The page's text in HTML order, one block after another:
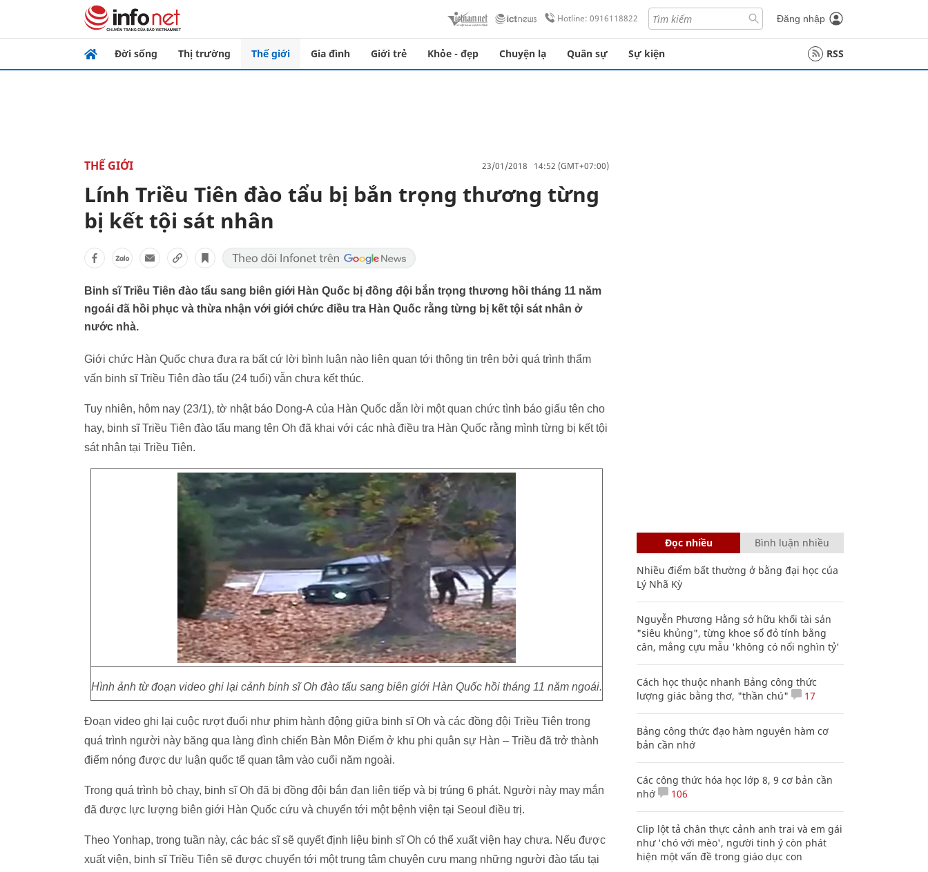
Hotline: 0916118822 Đăng nhập
Đời sống Thị trường Thế giới Gia đình Giới trẻ Khỏe - đẹp Chuyện lạ Quân sự Sự kiện RSS
THẾ GIỚI 23/01/2018 14:52 (GMT+07:00)
Lính Triều Tiên đào tẩu bị bắn trọng thương từng
bị kết tội sát nhân
Binh sĩ Triều Tiên đào tẩu sang biên giới Hàn Quốc bị đồng đội bắn trọng thương hồi tháng 11 năm
ngoái đã hồi phục và thừa nhận với giới chức điều tra Hàn Quốc rằng từng bị kết tội sát nhân ở
nước nhà.
Giới chức Hàn Quốc chưa đưa ra bất cứ lời bình luận nào liên quan tới thông tin trên bởi quá trình thẩm
vấn binh sĩ Triều Tiên đào tẩu (24 tuổi) vẫn chưa kết thúc.
Tuy nhiên, hôm nay (23/1), tờ nhật báo Dong-A của Hàn Quốc dẫn lời một quan chức tình báo giấu tên cho
hay, binh sĩ Triều Tiên đào tẩu mang tên Oh đã khai với các nhà điều tra Hàn Quốc rằng mình từng bị kết tội
sát nhân tại Triều Tiên.
Hình ảnh từ đoạn video ghi lại cảnh binh sĩ Oh đào tẩu sang biên giới Hàn Quốc hồi tháng 11 năm ngoái.
Đoạn video ghi lại cuộc rượt đuổi như phim hành động giữa binh sĩ Oh và các đồng đội Triều Tiên trong
quá trình người này băng qua làng đình chiến Bàn Môn Điếm ở khu phi quân sự Hàn – Triều đã trở thành
điểm nóng được dư luận quốc tế quan tâm vào cuối năm ngoài.
Trong quá trình bỏ chạy, binh sĩ Oh đã bị đồng đội bắn đạn liên tiếp và bị trúng 6 phát. Người này may mắn
đã được lực lượng biên giới Hàn Quốc cứu và chuyển tới một bệnh viện tại Seoul điều trị.
Theo Yonhap, trong tuần này, các bác sĩ sẽ quyết định liệu binh sĩ Oh có thể xuất viện hay chưa. Nếu được
xuất viện, binh sĩ Triều Tiên sẽ được chuyển tới một trung tâm chuyên cưu mang những người đào tẩu tại
Đọc nhiều Bình luận nhiều
Nhiều điểm bất thường ở bằng đại học của
Lý Nhã Kỳ
Nguyễn Phương Hằng sở hữu khối tài sản
"siêu khủng", từng khoe sổ đỏ tính bằng
cân, mắng cựu mẫu 'không có nổi nghìn tỷ'
Cách học thuộc nhanh Bảng công thức
lượng giác bằng thơ, "thần chú"
17
Bảng công thức đạo hàm nguyên hàm cơ
bản cần nhớ
Các công thức hóa học lớp 8, 9 cơ bản cần
nhớ
106
Clip lột tả chân thực cảnh anh trai và em gái
như 'chó với mèo', người tinh ý còn phát
hiện một vấn đề trong giáo dục con